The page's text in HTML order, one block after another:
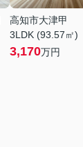
高知市大津甲
3LDK (93.57㎡)
3,170万円